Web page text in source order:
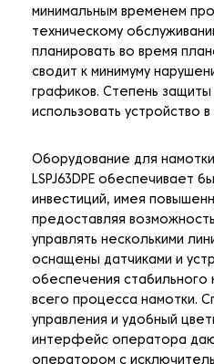
минимальным временем
техническому
планировать во время
сводит к минимуму
графиков. Степень защиты
использовать устройство
Оборудование для
LSPJ63DPE обеспечивает
инвестиций, имея
предоставляя
управлять несколькими
оснащены датчиками и
обеспечения стабильного
всего процесса намотки.
управления и удобный
интерфейс оператора
оператором с